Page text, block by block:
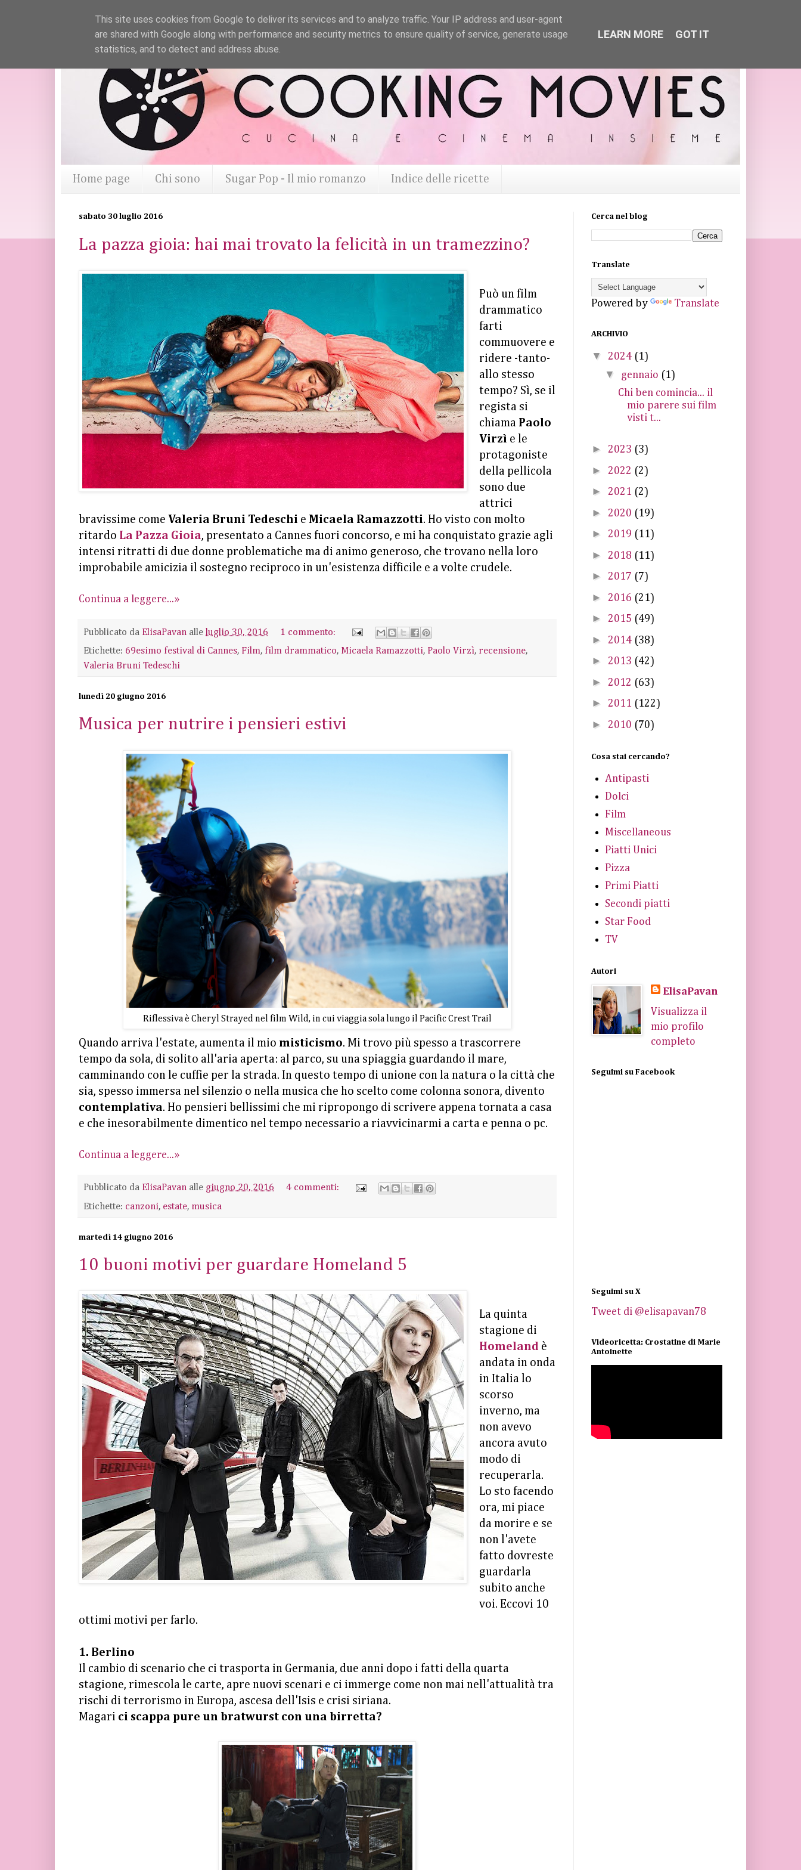
Home page Chi sono Sugar Pop - Il mio romanzo Indice delle ricette
sabato 30 luglio 2016
La pazza gioia: hai mai trovato la felicità in un tramezzino?
Può un film
drammatico
farti
commuovere e
ridere -tanto-
allo stesso
tempo? Sì, se il
regista si
chiama Paolo
Virzì e le
protagoniste
della pellicola
sono due
attrici
bravissime come Valeria Bruni Tedeschi e Micaela Ramazzotti. Ho visto con molto
ritardo La Pazza Gioia, presentato a Cannes fuori concorso, e mi ha conquistato grazie agli
intensi ritratti di due donne problematiche ma di animo generoso, che trovano nella loro
improbabile amicizia il sostegno reciproco in un'esistenza difficile e a volte crudele.
Continua a leggere...»
Pubblicato da ElisaPavan alle luglio 30, 2016
1 commento:
Etichette: 69esimo festival di Cannes, Film, film drammatico, Micaela Ramazzotti, Paolo Virzì, recensione,
Valeria Bruni Tedeschi
lunedì 20 giugno 2016
Musica per nutrire i pensieri estivi
Riflessiva è Cheryl Strayed nel film Wild, in cui viaggia sola lungo il Pacific Crest Trail
Quando arriva l'estate, aumenta il mio misticismo. Mi trovo più spesso a trascorrere
tempo da sola, di solito all'aria aperta: al parco, su una spiaggia guardando il mare,
camminando con le cuffie per la strada. In questo tempo di unione con la natura o la città che
sia, spesso immersa nel silenzio o nella musica che ho scelto come colonna sonora, divento
contemplativa. Ho pensieri bellissimi che mi ripropongo di scrivere appena tornata a casa
e che inesorabilmente dimentico nel tempo necessario a riavvicinarmi a carta e penna o pc.
Continua a leggere...»
Pubblicato da ElisaPavan alle giugno 20, 2016
4 commenti:
Etichette: canzoni, estate, musica
martedì 14 giugno 2016
10 buoni motivi per guardare Homeland 5
La quinta
stagione di
Homeland è
andata in onda
in Italia lo
scorso
inverno, ma
non avevo
ancora avuto
modo di
recuperarla.
Lo sto facendo
ora, mi piace
da morire e se
non l'avete
fatto dovreste
guardarla
subito anche
voi. Eccovi 10
ottimi motivi per farlo.
1. Berlino
Il cambio di scenario che ci trasporta in Germania, due anni dopo i fatti della quarta
stagione, rimescola le carte, apre nuovi scenari e ci immerge come non mai nell'attualità tra
rischi di terrorismo in Europa, ascesa dell'Isis e crisi siriana.
Magari ci scappa pure un bratwurst con una birretta?
Cerca nel blog
Translate
Powered by Translate
ARCHIVIO
▼ 2024 (1)
▼ gennaio (1)
Chi ben comincia... il
mio parere sui film
visti t...
► 2023 (3)
► 2022 (2)
► 2021 (2)
► 2020 (19)
► 2019 (11)
► 2018 (11)
► 2017 (7)
► 2016 (21)
► 2015 (49)
► 2014 (38)
► 2013 (42)
► 2012 (63)
► 2011 (122)
► 2010 (70)
Cosa stai cercando?
Antipasti
Dolci
Film
Miscellaneous
Piatti Unici
Pizza
Primi Piatti
Secondi piatti
Star Food
TV
Autori
ElisaPavan
Visualizza il
mio profilo
completo
Seguimi su Facebook
Seguimi su X
Tweet di @elisapavan78
Videoricetta: Crostatine di Marie
Antoinette
This site uses cookies from Google to deliver its services and to analyze traffic. Your IP address and user-agent
are shared with Google along with performance and security metrics to ensure quality of service, generate usage
statistics, and to detect and address abuse.
LEARN MORE GOT IT